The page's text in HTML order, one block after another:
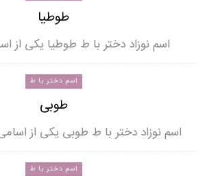
طوطیا
اسم نوزاد دختر با ط طوطیا یکی از
اسم دختر با ط
طوبی
اسم نوزاد دختر با ط طوبی یکی از
اسم دختر با ط